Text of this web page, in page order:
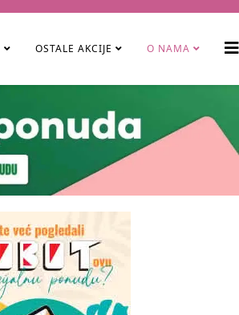
OSTALE AKCIJE O NAMA